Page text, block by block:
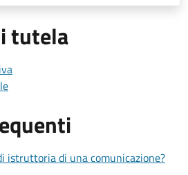
tutela
istruttoria di una comunicazione?